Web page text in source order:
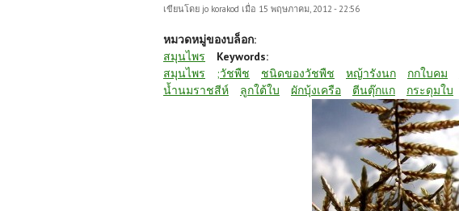
เขียนโดย jo korakod เมื่อ 15 พฤษภาคม, 2012 - 22:56
หมวดหมู่ของบล็อก:
สมุนไพร
Keywords:
สมุนไพร
;วัชพืช ชนิดของวัชพืช หญ้ารังนก กกใบคม
น้ำนมราชสีห์
ลูกใต้ใบ ผักบุ้งเครือ ตีนตุ๊กแก กระดุมใบ